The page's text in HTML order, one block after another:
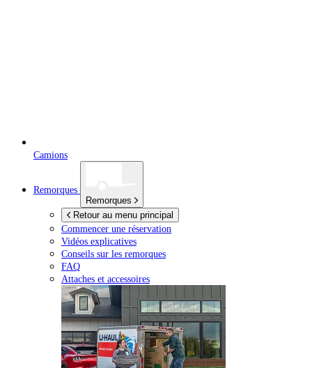
Camions
Remorques
Remorques
Retour au menu principal
Commencer une réservation
Vidéos explicatives
Conseils sur les remorques
FAQ
Attaches et accessoires